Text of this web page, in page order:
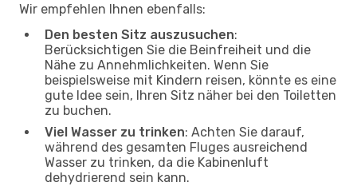
Wir empfehlen Ihnen ebenfalls:
Den besten Sitz auszusuchen:
Berücksichtigen Sie die Beinfreiheit und die
Nähe zu Annehmlichkeiten. Wenn Sie
beispielsweise mit Kindern reisen, könnte es eine
gute Idee sein, Ihren Sitz näher bei den Toiletten
zu buchen.
Viel Wasser zu trinken: Achten Sie darauf,
während des gesamten Fluges ausreichend
Wasser zu trinken, da die Kabinenluft
dehydrierend sein kann.